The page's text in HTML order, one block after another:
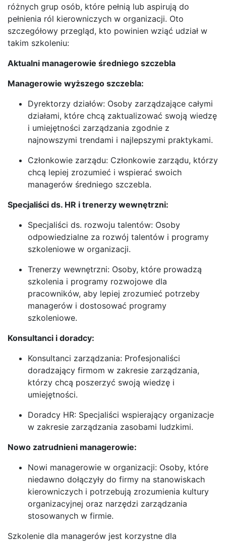
różnych grup osób, które pełnią lub aspirują do
pełnienia ról kierowniczych w organizacji. Oto
szczegółowy przegląd, kto powinien wziąć udział w
takim szkoleniu:
Aktualni managerowie średniego szczebla
Managerowie wyższego szczebla:
Dyrektorzy działów: Osoby zarządzające całymi
działami, które chcą zaktualizować swoją wiedzę
i umiejętności zarządzania zgodnie z
najnowszymi trendami i najlepszymi praktykami.
Członkowie zarządu: Członkowie zarządu, którzy
chcą lepiej zrozumieć i wspierać swoich
managerów średniego szczebla.
Specjaliści ds. HR i trenerzy wewnętrzni:
Specjaliści ds. rozwoju talentów: Osoby
odpowiedzialne za rozwój talentów i programy
szkoleniowe w organizacji.
Trenerzy wewnętrzni: Osoby, które prowadzą
szkolenia i programy rozwojowe dla
pracowników, aby lepiej zrozumieć potrzeby
managerów i dostosować programy
szkoleniowe.
Konsultanci i doradcy:
Konsultanci zarządzania: Profesjonaliści
doradzający firmom w zakresie zarządzania,
którzy chcą poszerzyć swoją wiedzę i
umiejętności.
Doradcy HR: Specjaliści wspierający organizacje
w zakresie zarządzania zasobami ludzkimi.
Nowo zatrudnieni managerowie:
Nowi managerowie w organizacji: Osoby, które
niedawno dołączyły do firmy na stanowiskach
kierowniczych i potrzebują zrozumienia kultury
organizacyjnej oraz narzędzi zarządzania
stosowanych w firmie.
Szkolenie dla managerów jest korzystne dla